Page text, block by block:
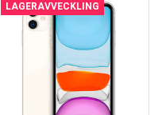
LAGERAVVECKLING